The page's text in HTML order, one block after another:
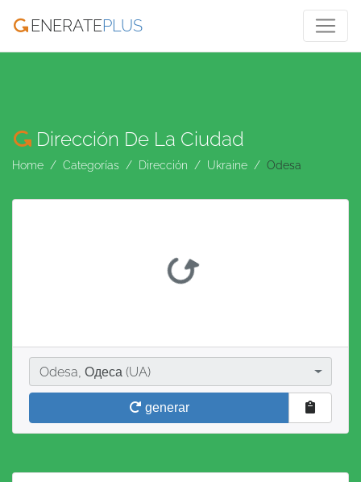
ENERATEPLUS
Dirección De La Ciudad
Home Categorías Dirección Ukraine Odesa
Ciudad
Odesa, Одеса (UA)
generar